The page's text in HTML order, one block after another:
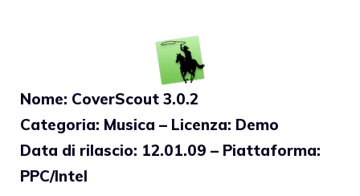
Nome: CoverScout 3.0.2
Categoria: Musica – Licenza: Demo
Data di rilascio: 12.01.09 – Piattaforma:
PPC/Intel